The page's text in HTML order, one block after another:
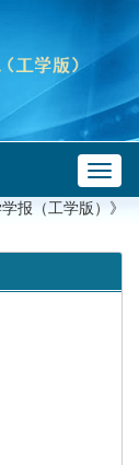
报（工学版）》